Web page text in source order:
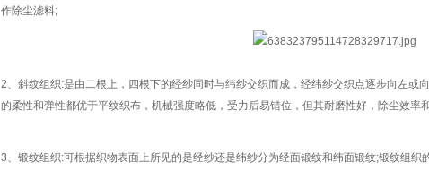
作除尘滤料;
2、斜纹组织:是由二根上，四根下的经纱同时与纬纱交织而成，经纬纱交织点逐步向左或
的柔性和弹性都优于平纹织布，机械强度略低，受力后易错位，但其耐磨性好，除尘效率
3、锻纹组织:可根据织物表面上所见的是经纱还是纬纱分为经面锻纹和纬面锻纹;锻纹组织